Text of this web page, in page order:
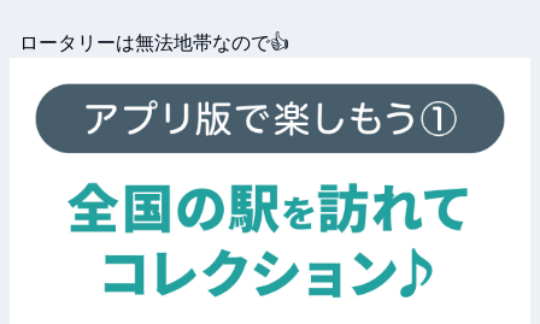
ロータリーは無法地帯なので👍